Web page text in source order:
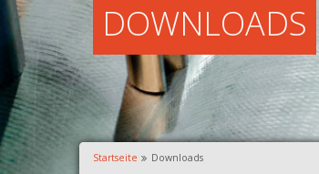
DOWNLOADS
Startseite Downloads